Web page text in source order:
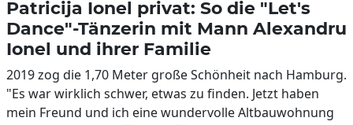
Patricija Ionel privat: So die "Let's
Dance"-Tänzerin mit Mann Alexandru
Ionel und ihrer Familie
2019 zog die 1,70 Meter große Schönheit nach Hamburg.
"Es war wirklich schwer, etwas zu finden. Jetzt haben
mein Freund und ich eine wundervolle Altbauwohnung